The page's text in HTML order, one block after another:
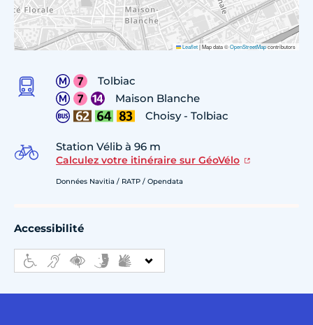
Leaflet|Map data ©OpenStreetMapcontributors
Tolbiac
Maison Blanche
Choisy - Tolbiac
Station Vélib à 96 m
Calculez votre itinéraire sur GéoVélo
Données Navitia / RATP / Opendata
Accessibilité